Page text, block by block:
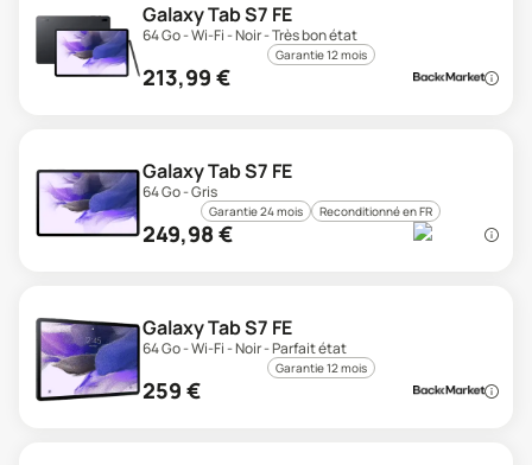
Galaxy Tab S7 FE
64 Go - Wi-Fi - Noir - Très bon état
Garantie 12 mois
213,99 €
Galaxy Tab S7 FE
64 Go - Gris
Garantie 24 mois Reconditionné en FR
249,98 €
Galaxy Tab S7 FE
64 Go - Wi-Fi - Noir - Parfait état
Garantie 12 mois
259 €